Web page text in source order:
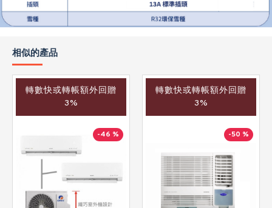
相似的產品
轉數快或轉帳額外回贈
3%
-46 %
轉數快或轉帳額外回贈
3%
-50 %